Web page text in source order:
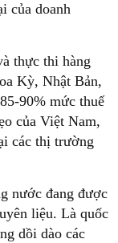
của doanh
thực thi hàng
Kỳ, Nhật Bản,
90% mức thuế
của Việt Nam,
các thị trường
nước đang được
liệu. Là quốc
dồi dào các